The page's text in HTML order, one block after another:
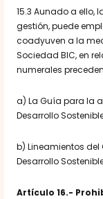
15.3 Aunado a ello,
gestión, puede
coadyuven a la
Sociedad BIC, en
numerales
a) La Guía para la
Desarrollo
b) Lineamientos del
Desarrollo
Artículo 16.-